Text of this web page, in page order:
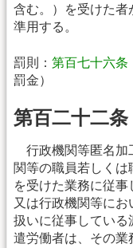
含む。）を受けた者
準用する。
罰則： 第百七十六条
罰金）
第百二十二条
行政機関等匿名加
関等の職員若しくは
を受けた業務に従
又は行政機関等に
扱いに従事している
遣労働者は、その業